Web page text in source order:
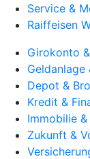
Service &
Raiffeisen
Girokonto
Geldanlage
Depot &
Kredit &
Immobilie &
Zukunft &